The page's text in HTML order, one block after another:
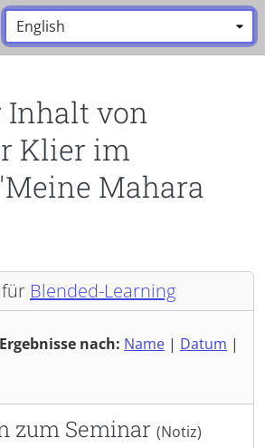
Sprache:
Inhalt von
Klier im
Mahara
Blended-Learning
nach: Name | Datum |
nach:
zum Seminar (Notiz)